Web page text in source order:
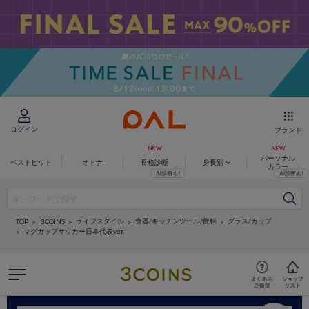
ログイン ブランド
ベストヒット オトナ 骨格診断 身長別
パーソナル
カラー
TOP 3COINS ライフスタイル 食器/キッチンツール/飲料
グラス/カップ
マグカップサッカー日本代表ver.